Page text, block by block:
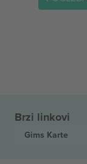
Brzi linkovi
Gims Karte